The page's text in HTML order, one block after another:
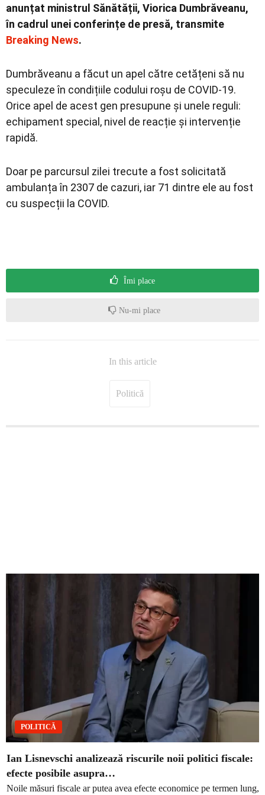
anunțat ministrul Sănătății, Viorica Dumbrăveanu,
în cadrul unei conferințe de presă, transmite
Breaking News.
Dumbrăveanu a făcut un apel către cetățeni să nu
speculeze în condițiile codului roșu de COVID-19.
Orice apel de acest gen presupune și unele reguli:
echipament special, nivel de reacție și intervenție
rapidă.
Doar pe parcursul zilei trecute a fost solicitată
ambulanța în 2307 de cazuri, iar 71 dintre ele au fost
cu suspecții la COVID.
Îmi place
Nu-mi place
In this article
Politică
POLITICĂ
Ian Lisnevschi analizează riscurile noii politici fiscale:
efecte posibile asupra…
Noile măsuri fiscale ar putea avea efecte economice pe termen lung,